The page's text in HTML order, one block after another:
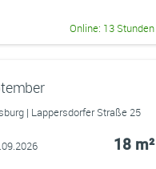
Online: 13 Stunden
| Lappersdorfer Straße 25
18 m²